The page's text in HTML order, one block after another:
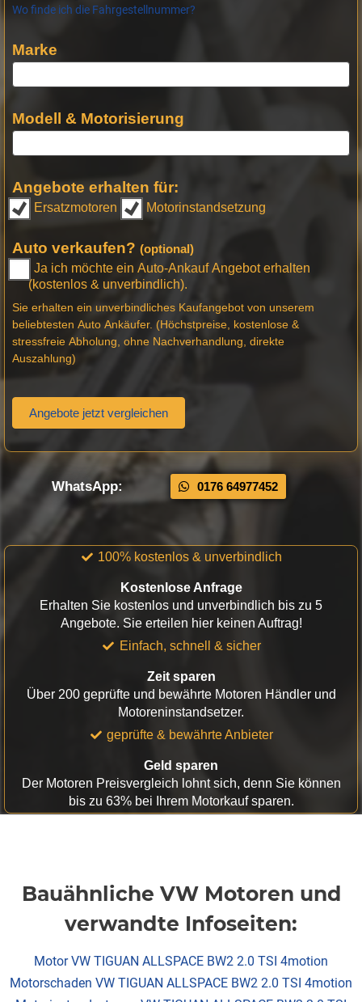
Wo finde ich die Fahrgestellnummer?
Marke
Modell & Motorisierung
Angebote erhalten für:
Ersatzmotoren Motorinstandsetzung
Auto verkaufen? (optional)
Ja ich möchte ein Auto-Ankauf Angebot erhalten
(kostenlos & unverbindlich).
Sie erhalten ein unverbindliches Kaufangebot von unserem
beliebtesten Auto Ankäufer. (Höchstpreise, kostenlose &
stressfreie Abholung, ohne Nachverhandlung, direkte
Auszahlung)
Angebote jetzt vergleichen
WhatsApp: 0176 64977452
100% kostenlos & unverbindlich
Kostenlose Anfrage
Erhalten Sie kostenlos und unverbindlich bis zu 5
Angebote. Sie erteilen hier keinen Auftrag!
Einfach, schnell & sicher
Zeit sparen
Über 200 geprüfte und bewährte Motoren Händler und
Motoreninstandsetzer.
geprüfte & bewährte Anbieter
Geld sparen
Der Motoren Preisvergleich lohnt sich, denn Sie können
bis zu 63% bei Ihrem Motorkauf sparen.
Bauähnliche VW Motoren und
verwandte Infoseiten:
Motor VW TIGUAN ALLSPACE BW2 2.0 TSI 4motion
Motorschaden VW TIGUAN ALLSPACE BW2 2.0 TSI 4motion